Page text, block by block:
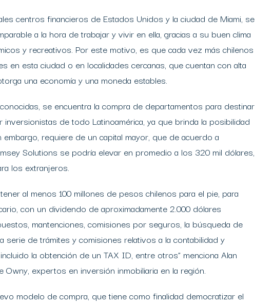
centros financieros de Estados Unidos y la ciudad de Miami, se
a la hora de trabajar y vivir en ella, gracias a su buen clima
y recreativos. Por este motivo, es que cada vez más chilenos
en esta ciudad o en localidades cercanas, que cuentan con alta
una economía y una moneda estables.
se encuentra la compra de departamentos para destinar
inversionistas de todo Latinoamérica, ya que brinda la posibilidad
requiere de un capital mayor, que de acuerdo a
Solutions se podría elevar en promedio a los 320 mil dólares,
los extranjeros.
al menos 100 millones de pesos chilenos para el pie, para
con un dividendo de aproximadamente 2.000 dólares
mantenciones, comisiones por seguros, la búsqueda de
serie de trámites y comisiones relativos a la contabilidad y
la obtención de un TAX ID, entre otros” menciona Alan
expertos en inversión inmobiliaria en la región.
modelo de compra, que tiene como finalidad democratizar el